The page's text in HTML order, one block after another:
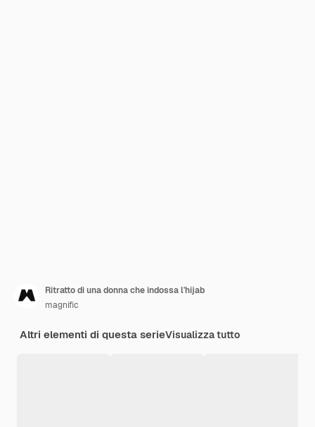
Ritratto di una donna che indossa l'hijab
magnific
Altri elementi di questa serieVisualizza tutto